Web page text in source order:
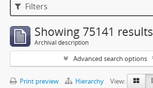
Filters
Showing 75141 results
Archival description
Advanced search options
Print preview Hierarchy
View: